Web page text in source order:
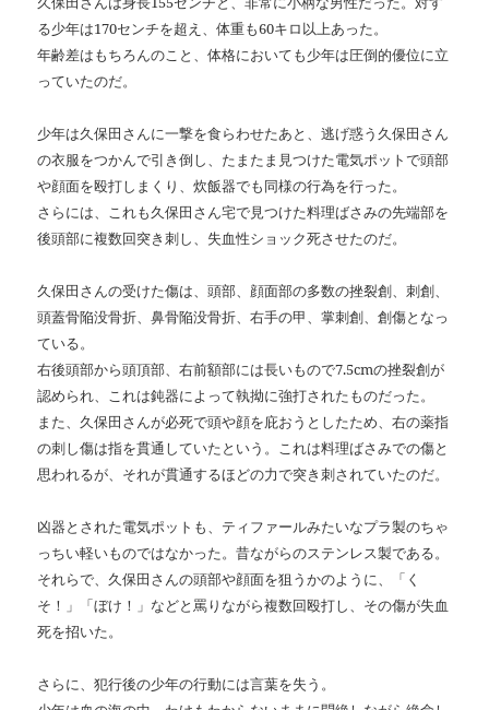
る少年は170センチを超え、体重も60キロ以上あった。
年齢差はもちろんのこと、体格においても少年は圧倒的優位に立
っていたのだ。
少年は久保田さんに一撃を食らわせたあと、逃げ惑う久保田さん
の衣服をつかんで引き倒し、たまたま見つけた電気ポットで頭部
や顔面を殴打しまくり、炊飯器でも同様の行為を行った。
さらには、これも久保田さん宅で見つけた料理ばさみの先端部を
後頭部に複数回突き刺し、失血性ショック死させたのだ。
久保田さんの受けた傷は、頭部、顔面部の多数の挫裂創、刺創、
頭蓋骨陥没骨折、鼻骨陥没骨折、右手の甲、掌刺創、創傷となっ
ている。
右後頭部から頭頂部、右前額部には長いもので7.5cmの挫裂創が
認められ、これは鈍器によって執拗に強打されたものだった。
また、久保田さんが必死で頭や顔を庇おうとしたため、右の薬指
の刺し傷は指を貫通していたという。これは料理ばさみでの傷と
思われるが、それが貫通するほどの力で突き刺されていたのだ。
凶器とされた電気ポットも、ティファールみたいなプラ製のちゃ
っちい軽いものではなかった。昔ながらのステンレス製である。
それらで、久保田さんの頭部や顔面を狙うかのように、「く
そ！」「ぼけ！」などと罵りながら複数回殴打し、その傷が失血
死を招いた。
さらに、犯行後の少年の行動には言葉を失う。